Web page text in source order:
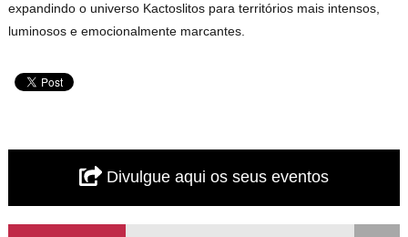
expandindo o universo Kactoslitos para territórios mais intensos,
luminosos e emocionalmente marcantes.
Divulgue aqui os seus eventos